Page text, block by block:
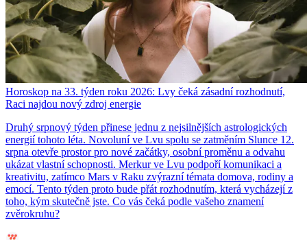
Horoskop na 33. týden roku 2026: Lvy čeká zásadní rozhodnutí,
Raci najdou nový zdroj energie
Druhý srpnový týden přinese jednu z nejsilnějších astrologických
energií tohoto léta. Novoluní ve Lvu spolu se zatměním Slunce 12.
srpna otevře prostor pro nové začátky, osobní proměnu a odvahu
ukázat vlastní schopnosti. Merkur ve Lvu podpoří komunikaci a
kreativitu, zatímco Mars v Raku zvýrazní témata domova, rodiny a
emocí. Tento týden proto bude přát rozhodnutím, která vycházejí z
toho, kým skutečně jste. Co vás čeká podle vašeho znamení
zvěrokruhu?